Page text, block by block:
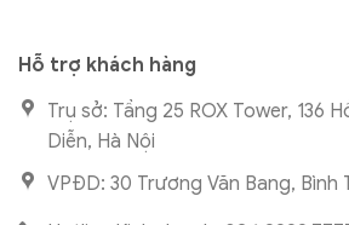
Hỗ trợ khách hàng
Trụ sở: Tầng 25 ROX Tower, 136
Diễn, Hà Nội
VPĐD: 30 Trương Văn Bang, Bình